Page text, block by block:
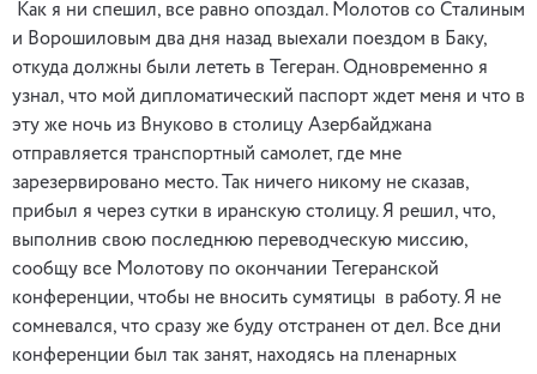
Как я ни спешил, все равно опоздал. Молотов со Сталиным
и Ворошиловым два дня назад выехали поездом в Баку,
откуда должны были лететь в Тегеран. Одновременно я
узнал, что мой дипломатический паспорт ждет меня и что в
эту же ночь из Внуково в столицу Азербайджана
отправляется транспортный самолет, где мне
зарезервировано место. Так ничего никому не сказав,
прибыл я через сутки в иранскую столицу. Я решил, что,
выполнив свою последнюю переводческую миссию,
сообщу все Молотову по окончании Тегеранской
конференции, чтобы не вносить сумятицы в работу. Я не
сомневался, что сразу же буду отстранен от дел. Все дни
конференции был так занят, находясь на пленарных